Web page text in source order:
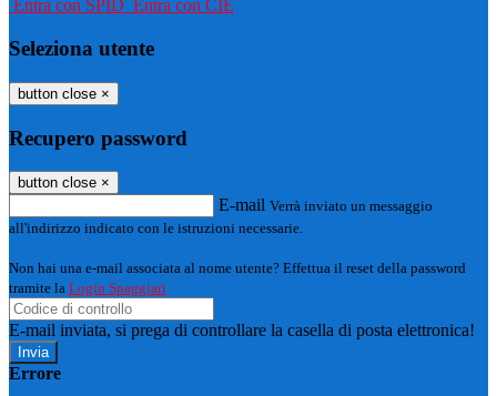
Entra con SPID Entra con CIE
Seleziona utente
button close ×
Recupero password
button close ×
E-mail Verrà inviato un messaggio
all'indirizzo indicato con le istruzioni necessarie.
Non hai una e-mail associata al nome utente? Effettua il reset della password
tramite la Login Spaggiari
E-mail inviata, si prega di controllare la casella di posta elettronica!
Errore